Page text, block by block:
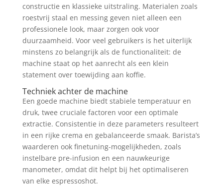
constructie en klassieke uitstraling. Materialen zoals
roestvrij staal en messing geven niet alleen een
professionele look, maar zorgen ook voor
duurzaamheid. Voor veel gebruikers is het uiterlijk
minstens zo belangrijk als de functionaliteit: de
machine staat op het aanrecht als een klein
statement over toewijding aan koffie.
Techniek achter de machine
Een goede machine biedt stabiele temperatuur en
druk, twee cruciale factoren voor een optimale
extractie. Consistentie in deze parameters resulteert
in een rijke crema en gebalanceerde smaak. Barista’s
waarderen ook finetuning-mogelijkheden, zoals
instelbare pre-infusion en een nauwkeurige
manometer, omdat dit helpt bij het optimaliseren
van elke espressoshot.